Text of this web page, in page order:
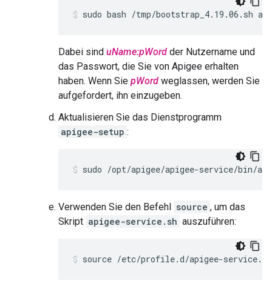
sudo bash /tmp/bootstrap_4.19.06.sh
Dabei sind uName:pWord der Nutzername und
das Passwort, die Sie von Apigee erhalten
haben. Wenn Sie pWord weglassen, werden Sie
aufgefordert, ihn einzugeben.
Aktualisieren Sie das Dienstprogramm
apigee-setup :
sudo /opt/apigee/apigee-service/bin/
Verwenden Sie den Befehl source , um das
Skript apigee-service.sh auszuführen:
source /etc/profile.d/apigee-service.sh